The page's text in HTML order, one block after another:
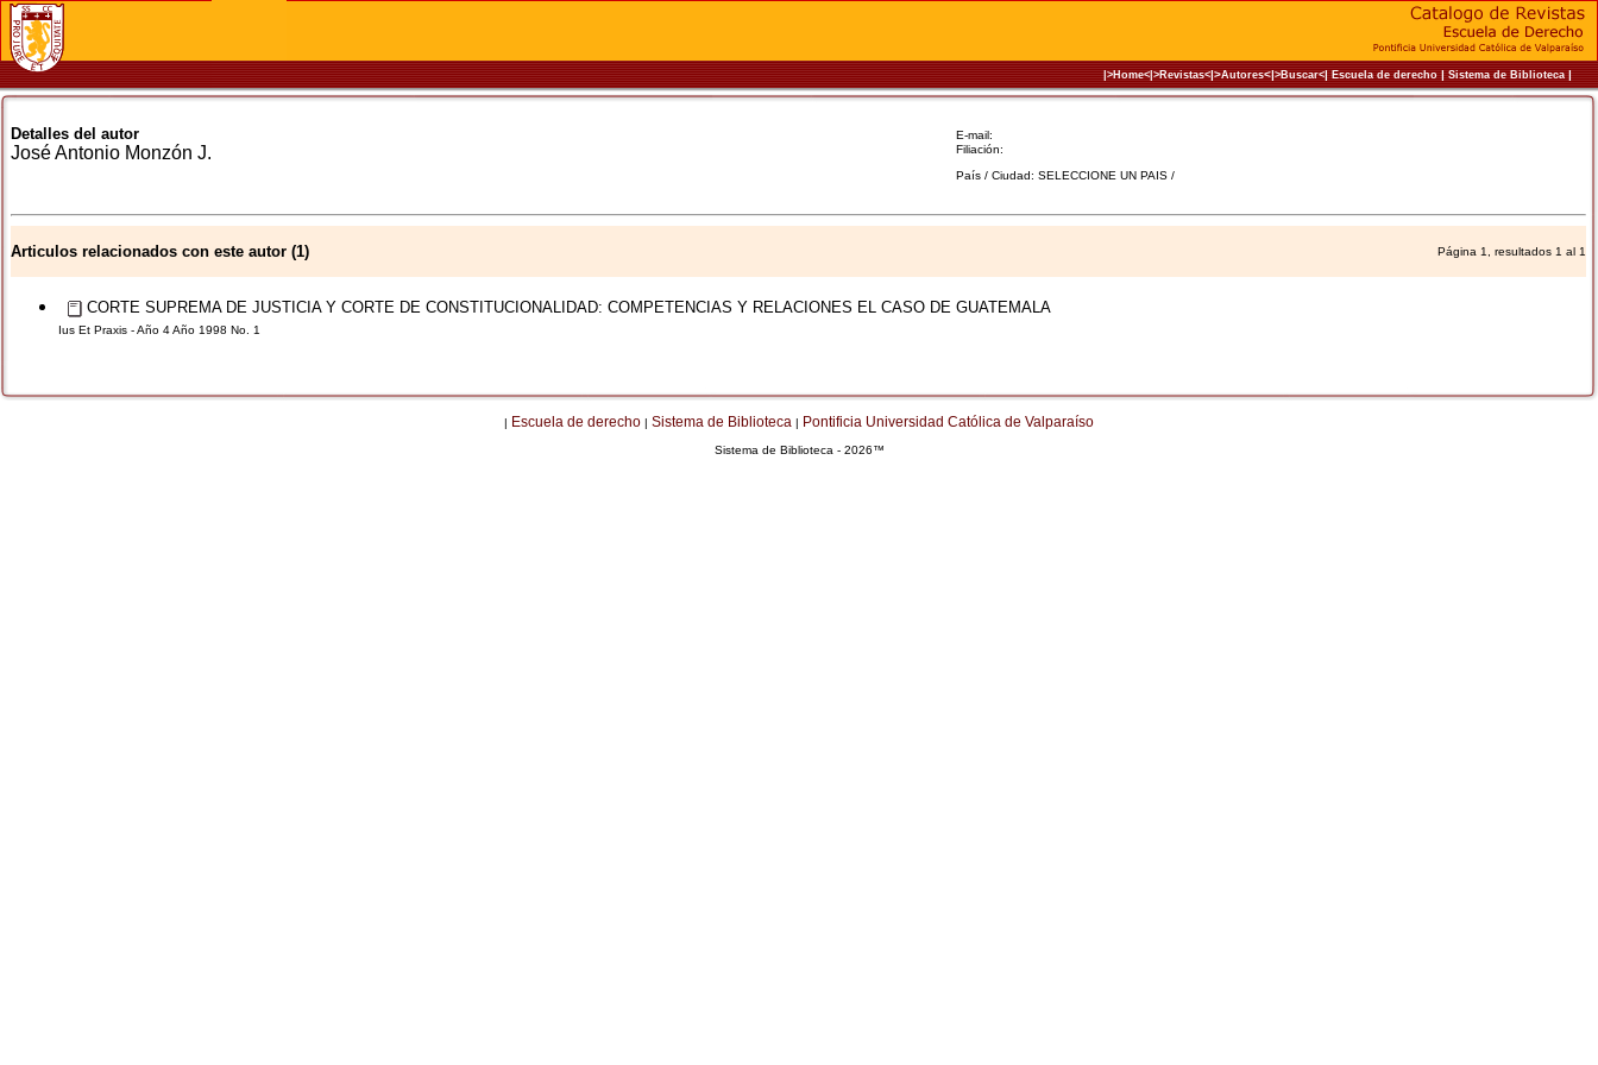
|>Home<|>Revistas<|>Autores<|>Buscar<|Escuela de derecho|Sistema de Biblioteca|
E-mail:
Filiación:
País / Ciudad: SELECCIONE UN PAIS /
Detalles del autor
José Antonio Monzón J.
Articulos relacionados con este autor (1) Página 1, resultados 1 al 1
CORTE SUPREMA DE JUSTICIA Y CORTE DE CONSTITUCIONALIDAD: COMPETENCIAS Y RELACIONES EL CASO DE GUATEMALA
Ius Et Praxis - Año 4 Año 1998 No. 1
| Escuela de derecho | Sistema de Biblioteca | Pontificia Universidad Católica de Valparaíso
Sistema de Biblioteca - 2026™